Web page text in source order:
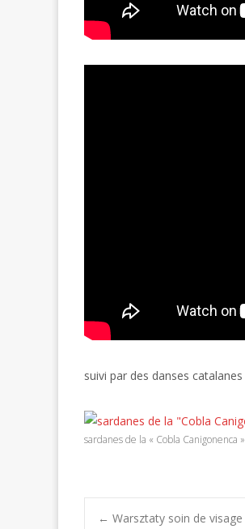
suivi par des danses catalanes
sardanes de la « Cobla Canigonenca »
← Warsztaty soin de visage